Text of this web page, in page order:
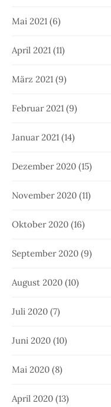
Mai 2021 (6)
April 2021 (11)
März 2021 (9)
Februar 2021 (9)
Januar 2021 (14)
Dezember 2020 (15)
November 2020 (11)
Oktober 2020 (16)
September 2020 (9)
August 2020 (10)
Juli 2020 (7)
Juni 2020 (10)
Mai 2020 (8)
April 2020 (13)